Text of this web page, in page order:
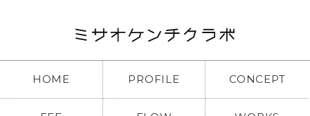
HOME PROFILE CONCEPT